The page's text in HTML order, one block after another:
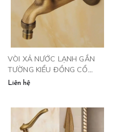
VÒI XẢ NƯỚC LẠNH GẮN
TƯỜNG KIỂU ĐỒNG CỔ
V115
Liên hệ